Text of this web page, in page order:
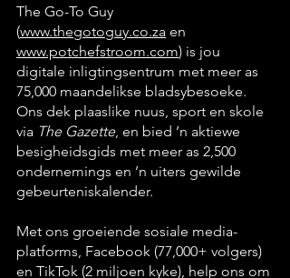
The Go-To Guy
(www.thegotoguy.co.za en
www.potchefstroom.com) is jou
digitale inligtingsentrum met meer as
75,000 maandelikse bladsybesoeke.
Ons dek plaaslike nuus, sport en skole
via The Gazette, en bied ’n aktiewe
besigheidsgids met meer as 2,500
ondernemings en ’n uiters gewilde
gebeurteniskalender.
Met ons groeiende sosiale media-
platforms, Facebook (77,000+ volgers)
en TikTok (2 miljoen kyke), help ons om